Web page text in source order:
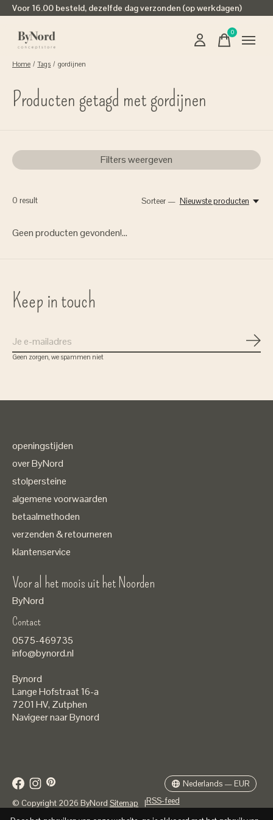
Voor 16.00 besteld, dezelfde dag verzonden (op werkdagen)
0items
Home / Tags / gordijnen
Producten getagd met gordijnen
Filters weergeven
0 result Sorteer — Nieuwste producten
Geen producten gevonden!...
Keep in touch
Geen zorgen, we spammen niet
openingstijden
over ByNord
stolpersteine
algemene voorwaarden
betaalmethoden
verzenden & retourneren
klantenservice
Voor al het moois uit het Noorden
ByNord
Contact
0575-469735
info@bynord.nl
Bynord
Lange Hofstraat 16-a
7201 HV, Zutphen
Navigeer naar Bynord
© Copyright 2026 ByNord Sitemap |RSS-feed
Nederlands — EUR